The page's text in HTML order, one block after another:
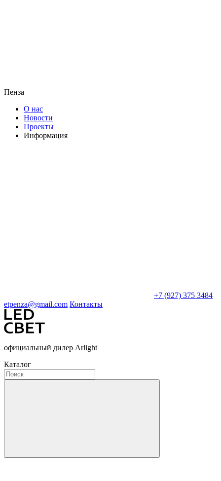
Пенза
О нас
Новости
Проекты
Информация
+7 (927) 375 3484
etpenza@gmail.com Контакты
официальный дилер Arlight
Каталог